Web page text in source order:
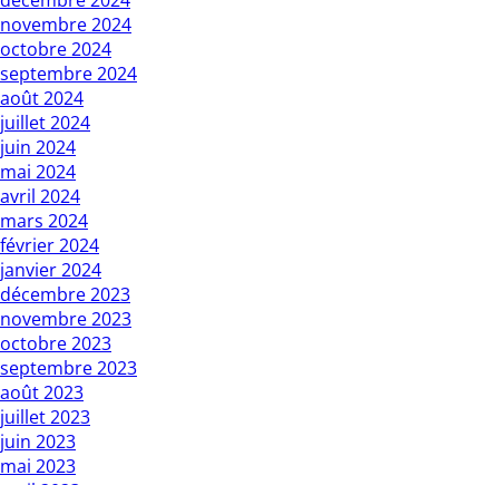
novembre 2024
octobre 2024
septembre 2024
août 2024
juillet 2024
juin 2024
mai 2024
avril 2024
mars 2024
février 2024
janvier 2024
décembre 2023
novembre 2023
octobre 2023
septembre 2023
août 2023
juillet 2023
juin 2023
mai 2023